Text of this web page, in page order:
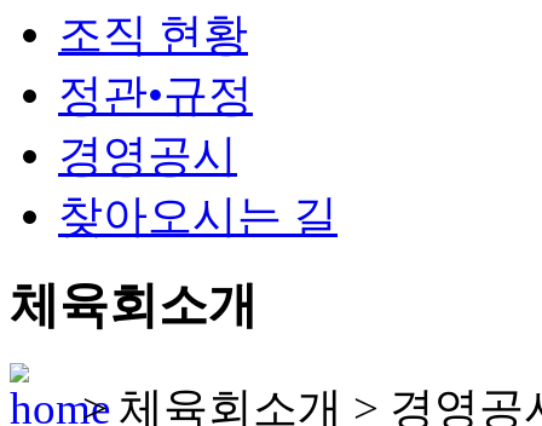
조직 현황
정관•규정
경영공시
찾아오시는 길
체육회소개
>체육회소개 > 경영공